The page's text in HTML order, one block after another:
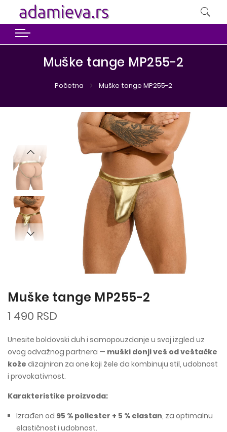
Muške tange MP255-2
Početna Muške tange MP255-2
Muške tange MP255-2
1 490 RSD
Unesite boldovski duh i samopouzdanje u svoj izgled uz
ovog odvažnog partnera — muški donji veš od veštačke
kože dizajniran za one koji žele da kombinuju stil, udobnost
i provokativnost.
Karakteristike proizvoda:
Izrađen od 95 % poliester + 5 % elastan, za optimalnu
elastičnost i udobnost.